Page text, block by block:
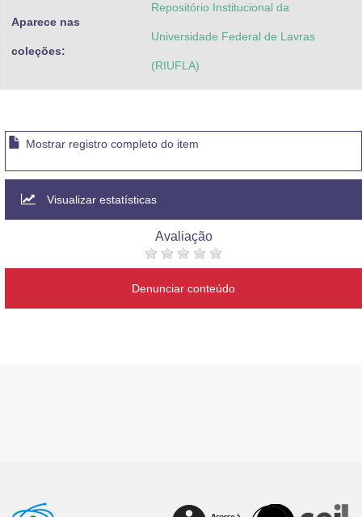
Aparece nas
coleções:
Repositório Institucional da
Universidade Federal de Lavras
(RIUFLA)
Mostrar registro completo do item
Visualizar estatísticas
Avaliação
Denunciar conteúdo